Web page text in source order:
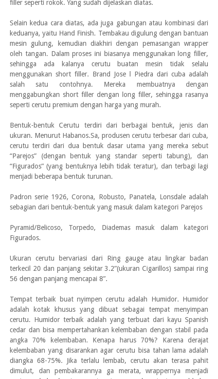
filler seperti rokok. Yang sudah dijelaskan diatas.
Selain kedua cara diatas, ada juga gabungan atau kombinasi dari
keduanya, yaitu Hand Finish. Tembakau digulung dengan bantuan
mesin gulung, kemudian diakhiri dengan pemasangan wrapper
oleh tangan. Dalam proses ini biasanya menggunakan long filler,
sehingga ada kalanya cerutu buatan mesin tidak selalu
menggunakan short filler. Brand Jose l Piedra dari cuba adalah
salah satu contohnya. Mereka membuatnya dengan
menggabungkan short filler dengan long filler, sehingga rasanya
seperti cerutu premium dengan harga yang murah.
Bentuk-bentuk Cerutu terdiri dari berbagai bentuk, jenis dan
ukuran. Menurut Habanos.Sa, produsen cerutu terbesar dari cuba,
cerutu terdiri dari dua bentuk dasar utama yang mereka sebut
“Parejos” (dengan bentuk yang standar seperti tabung), dan
“Figurados” (yang bentuknya lebih tidak teratur), dan terbagi lagi
menjadi beberapa bentuk turunan.
Padron serie 1926, Corona, Robusto, Panatela, Lonsdale adalah
sebagian dari bentuk-bentuk yang masuk dalam kategori Parejos
Pyramid/Belicoso, Torpedo, Diademas masuk dalam kategori
Figurados.
Ukuran cerutu bervariasi dari Ring gauge atau lingkar badan
terkecil 20 dan panjang sekitar 3.2”(ukuran Cigarillos) sampai ring
56 dengan panjang mencapai 8”.
Tempat terbaik buat nyimpen cerutu adalah Humidor. Humidor
adalah kotak khusus yang dibuat sebagai tempat menyimpan
cerutu. Humidor terbaik adalah yang terbuat dari kayu Spanish
cedar dan bisa mempertahankan kelembaban dengan stabil pada
angka 70% kelembaban. Kenapa harus 70%? Karena derajat
kelembaban yang disarankan agar cerutu bisa tahan lama adalah
diangka 68-75%. Jika terlalu lembab, cerutu akan terasa pahit
dimulut, dan pembakarannya ga merata, wrappernya menjadi